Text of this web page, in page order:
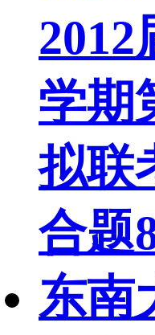
学期
拟联
合题
东南